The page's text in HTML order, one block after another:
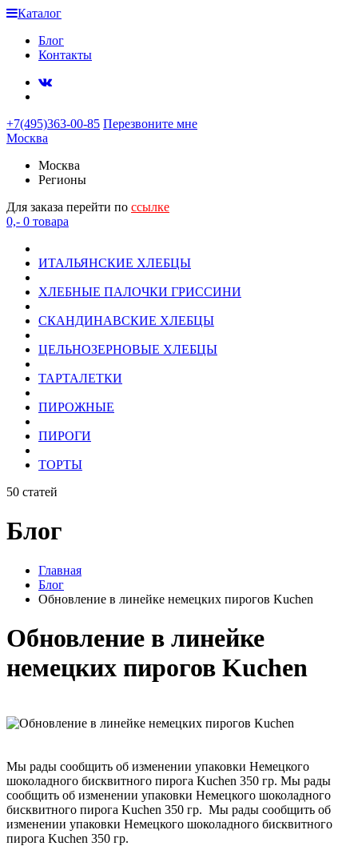
Каталог
Блог
Контакты
+7(495)363-00-85 Перезвоните мне
Москва
Москва
Регионы
Для заказа перейти по ссылке
0,- 0 товара
ИТАЛЬЯНСКИЕ ХЛЕБЦЫ
ХЛЕБНЫЕ ПАЛОЧКИ ГРИССИНИ
СКАНДИНАВСКИЕ ХЛЕБЦЫ
ЦЕЛЬНОЗЕРНОВЫЕ ХЛЕБЦЫ
ТАРТАЛЕТКИ
ПИРОЖНЫЕ
ПИРОГИ
ТОРТЫ
50 статей
Блог
Главная
Блог
Обновление в линейке немецких пирогов Kuchen
Обновление в линейке
немецких пирогов Kuchen
Мы рады сообщить об изменении упаковки Немецкого
шоколадного бисквитного пирога Kuchen 350 гр. Мы рады
сообщить об изменении упаковки Немецкого шоколадного
бисквитного пирога Kuchen 350 гр. Мы рады сообщить об
изменении упаковки Немецкого шоколадного бисквитного
пирога Kuchen 350 гр.